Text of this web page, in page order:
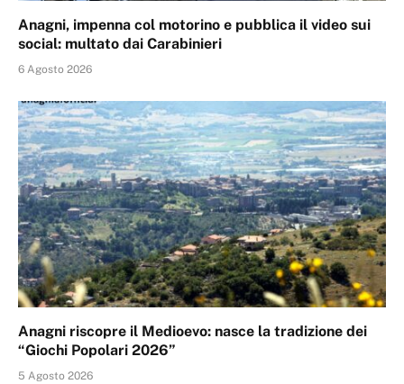
Anagni, impenna col motorino e pubblica il video sui
social: multato dai Carabinieri
6 Agosto 2026
Anagni riscopre il Medioevo: nasce la tradizione dei
“Giochi Popolari 2026”
5 Agosto 2026